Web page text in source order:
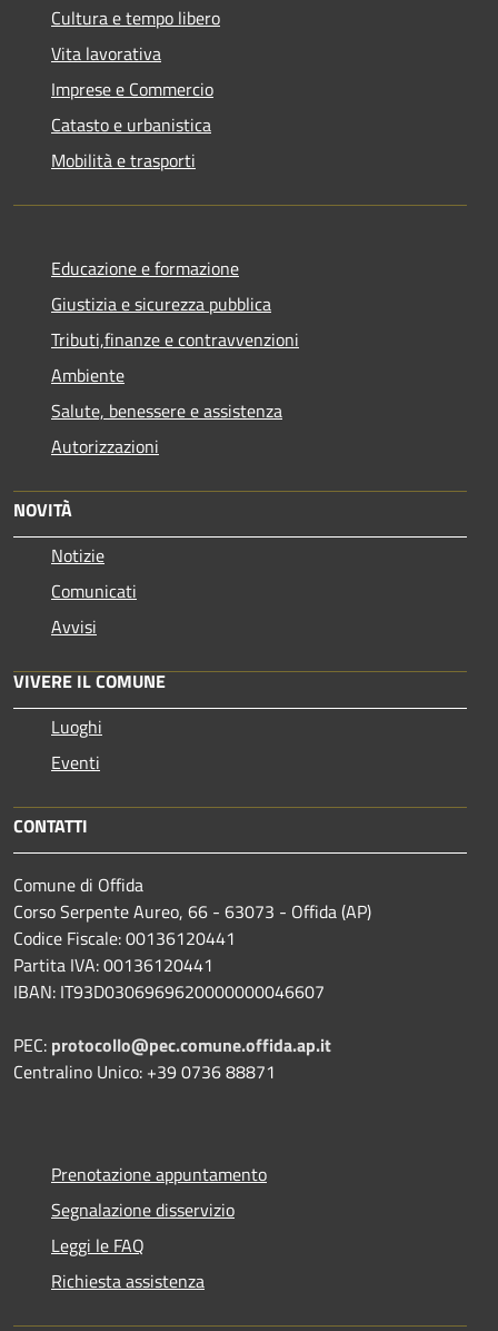
Cultura e tempo libero
Vita lavorativa
Imprese e Commercio
Catasto e urbanistica
Mobilità e trasporti
Educazione e formazione
Giustizia e sicurezza pubblica
Tributi,finanze e contravvenzioni
Ambiente
Salute, benessere e assistenza
Autorizzazioni
NOVITÀ
Notizie
Comunicati
Avvisi
VIVERE IL COMUNE
Luoghi
Eventi
CONTATTI
Comune di Offida
Corso Serpente Aureo, 66 - 63073 - Offida (AP)
Codice Fiscale: 00136120441
Partita IVA: 00136120441
IBAN: IT93D0306969620000000046607
PEC: protocollo@pec.comune.offida.ap.it
Centralino Unico: +39 0736 88871
Prenotazione appuntamento
Segnalazione disservizio
Leggi le FAQ
Richiesta assistenza